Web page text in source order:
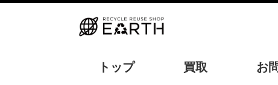
トップ 買取 お